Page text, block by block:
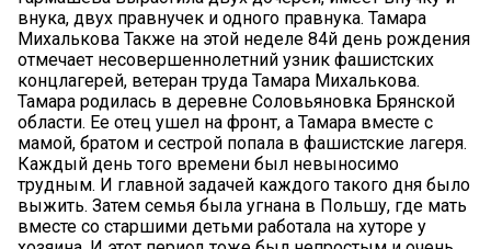
внука, двух правнучек и одного правнука. Тамара
Михалькова Также на этой неделе 84й день рождения
отмечает несовершеннолетний узник фашистских
концлагерей, ветеран труда Тамара Михалькова.
Тамара родилась в деревне Соловьяновка Брянской
области. Ее отец ушел на фронт, а Тамара вместе с
мамой, братом и сестрой попала в фашистские лагеря.
Каждый день того времени был невыносимо
трудным. И главной задачей каждого такого дня было
выжить. Затем семья была угнана в Польшу, где мать
вместе со старшими детьми работала на хуторе у